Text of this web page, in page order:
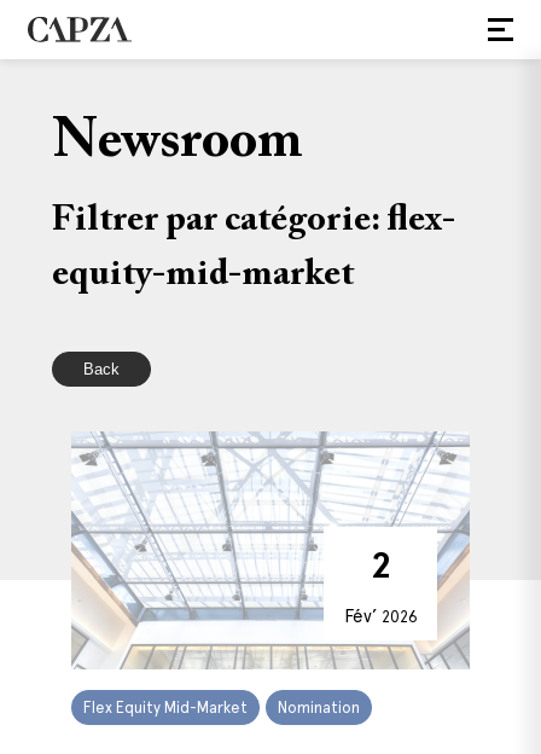
Newsroom
Filtrer par catégorie: flex-
equity-mid-market
Back
2
Fév’ 2026
Flex Equity Mid-Market Nomination